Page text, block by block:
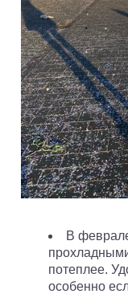
В
потеплее.
особенно